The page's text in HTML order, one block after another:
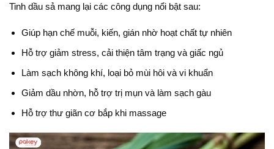
Tinh dầu sả mang lại các công dụng nổi bật sau:
Giúp hạn chế muỗi, kiến, gián nhờ hoạt chất tự nhiên
Hỗ trợ giảm stress, cải thiện tâm trạng và giấc ngủ
Làm sạch không khí, loại bỏ mùi hôi và vi khuẩn
Giảm dầu nhờn, hỗ trợ trị mụn và làm sạch gàu
Hỗ trợ thư giãn cơ bắp khi massage